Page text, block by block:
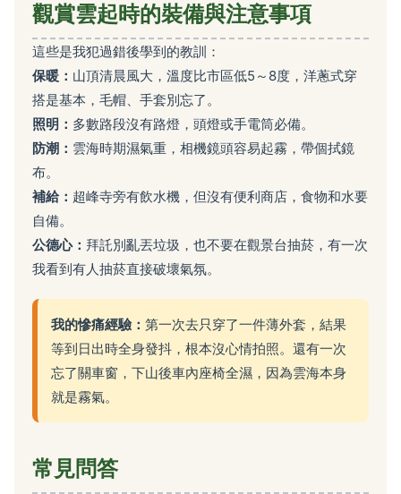
觀賞雲起時的裝備與注意事項
這些是我犯過錯後學到的教訓：
保暖： 山頂清晨風大，溫度比市區低5～8度，洋蔥式穿
搭是基本，毛帽、手套別忘了。
照明： 多數路段沒有路燈，頭燈或手電筒必備。
防潮： 雲海時期濕氣重，相機鏡頭容易起霧，帶個拭鏡
布。
補給： 超峰寺旁有飲水機，但沒有便利商店，食物和水要
自備。
公德心： 拜託別亂丟垃圾，也不要在觀景台抽菸，有一次
我看到有人抽菸直接破壞氣氛。
我的慘痛經驗： 第一次去只穿了一件薄外套，結果
等到日出時全身發抖，根本沒心情拍照。還有一次
忘了關車窗，下山後車內座椅全濕，因為雲海本身
就是霧氣。
常見問答